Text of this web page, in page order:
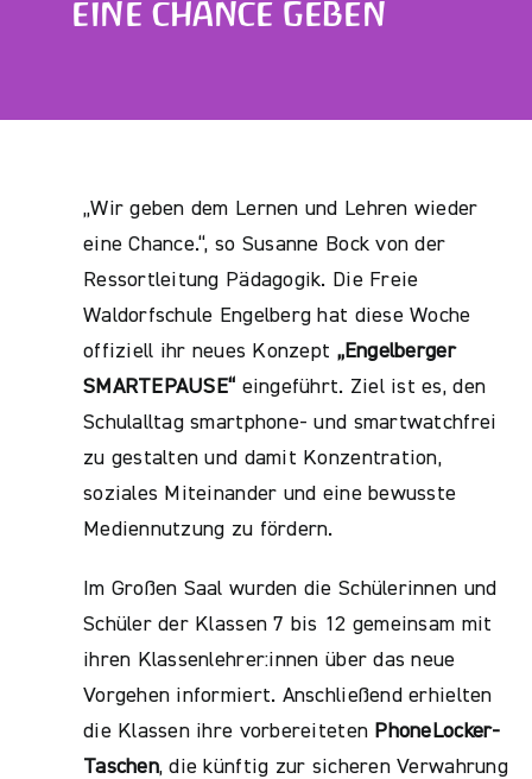
EINE CHANCE GEBEN
„Wir geben dem Lernen und Lehren wieder
eine Chance.“, so Susanne Bock von der
Ressortleitung Pädagogik. Die Freie
Waldorfschule Engelberg hat diese Woche
offiziell ihr neues Konzept „Engelberger
SMARTEPAUSE“ eingeführt. Ziel ist es, den
Schulalltag smartphone- und smartwatchfrei
zu gestalten und damit Konzentration,
soziales Miteinander und eine bewusste
Mediennutzung zu fördern.
Im Großen Saal wurden die Schülerinnen und
Schüler der Klassen 7 bis 12 gemeinsam mit
ihren Klassenlehrer:innen über das neue
Vorgehen informiert. Anschließend erhielten
die Klassen ihre vorbereiteten PhoneLocker-
Taschen, die künftig zur sicheren Verwahrung